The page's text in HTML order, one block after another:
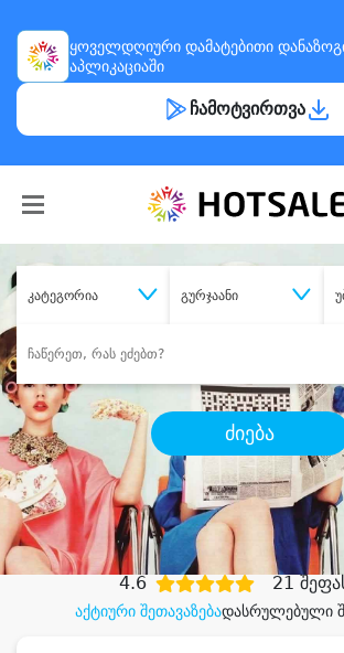
ყოველდღიური დამატებითი
აპლიკაციაში
ჩამოტვირთვა
კატეგორია გურჯაანი
ძიება
შეიძინესასურველი
დიდი დანაზოგით
აქტიური შეთავაზებადასრულებული
4.6 21